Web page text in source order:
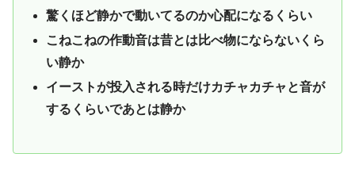
驚くほど静かで動いてるのか心配になるくらい
こねこねの作動音は昔とは比べ物にならないくら
い静か
イーストが投入される時だけカチャカチャと音が
するくらいであとは静か